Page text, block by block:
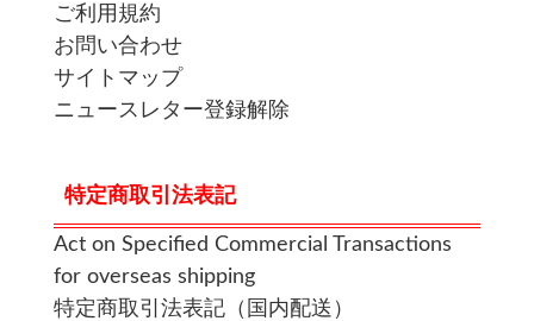
ご利用規約
お問い合わせ
サイトマップ
ニュースレター登録解除
特定商取引法表記
Act on Specified Commercial Transactions
for overseas shipping
特定商取引法表記（国内配送）